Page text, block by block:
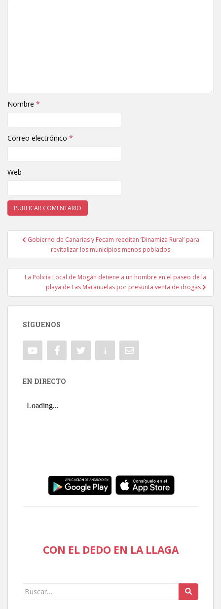
Nombre *
Correo electrónico *
Web
Navegación de entradas
Gobierno de Canarias y Fecam reeditan ‘Dinamiza Rural’ para
revitalizar los municipios menos poblados
La Policía Local de Mogán detiene a un hombre en el paseo de la
playa de Las Marañuelas por presunta venta de drogas
SÍGUENOS
EN DIRECTO
CON EL DEDO EN LA LLAGA
Buscar: